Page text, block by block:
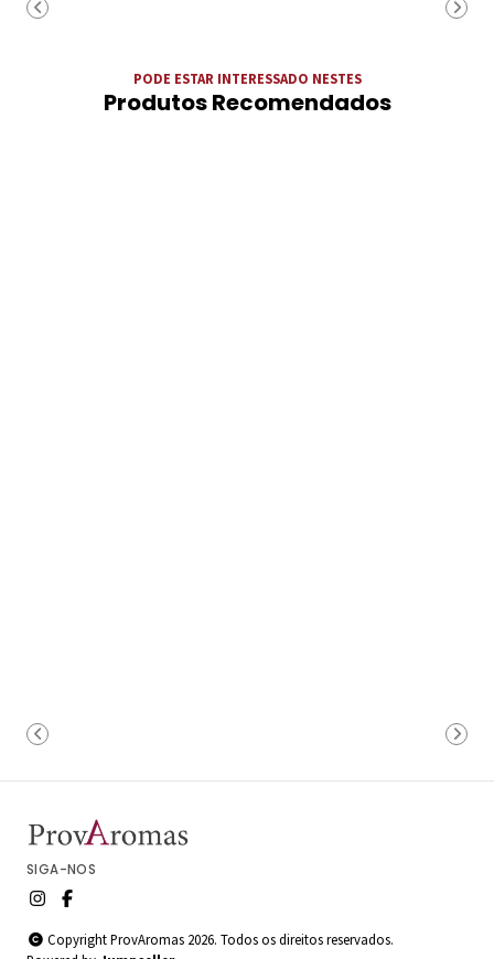
PODE ESTAR INTERESSADO NESTES
Produtos Recomendados
SIGA-NOS
Copyright ProvAromas 2026. Todos os direitos reservados.